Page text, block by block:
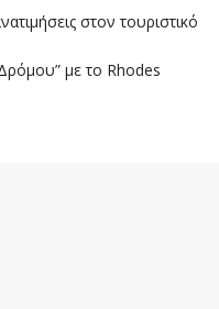
στον τουριστικό
με το Rhodes